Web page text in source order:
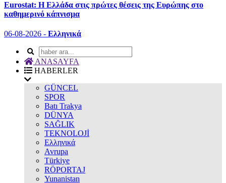
Eurostat: Η Ελλάδα στις πρώτες θέσεις της Ευρώπης στο
καθημερινό κάπνισμα
06-08-2026 - Ελληνικά
ANASAYFA
HABERLER
GÜNCEL
SPOR
Batı Trakya
DÜNYA
SAĞLIK
TEKNOLOJİ
Ελληνικά
Avrupa
Türkiye
RÖPORTAJ
Yunanistan